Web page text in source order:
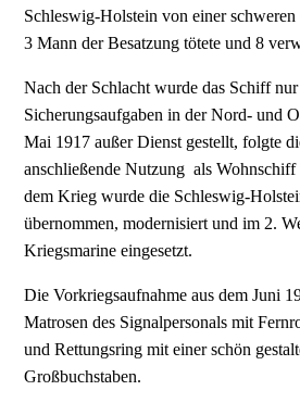
Schleswig-Holstein von einer
3 Mann der Besat­zung tötete und 8
Nach der Schlacht wurde das Schiff
Sicherungsaufgaben in der Nord- und
Mai 1917 außer Dienst gestellt, folgte
anschließende Nutzung als
dem Krieg wurde die Schleswig-
übernommen, modernisiert und im 2.
Kriegsmarine eingesetzt.
Die Vorkriegsaufnahme aus dem Juni
Matrosen des Signalpersonals mit
und Rettungsring mit einer schön
Großbuchstaben.